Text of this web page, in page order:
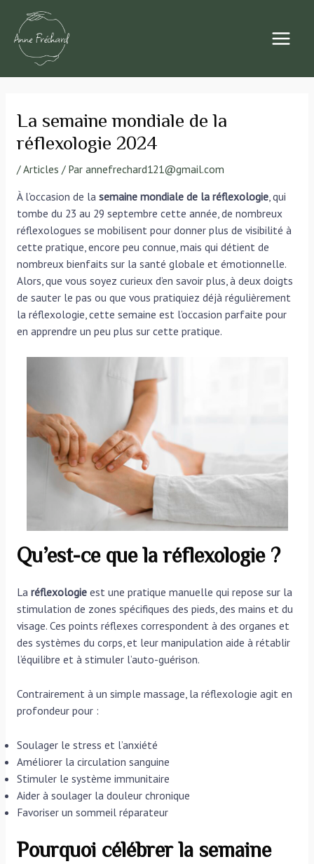
contenu
MAIN
La semaine mondiale de la
réflexologie 2024
/Articles / Par annefrechard121@gmail.com
À l’occasion de la semaine mondiale de la réflexologie, qui
tombe du 23 au 29 septembre cette année, de nombreux
réflexologues se mobilisent pour donner plus de visibilité à
cette pratique, encore peu connue, mais qui détient de
nombreux bienfaits sur la santé globale et émotionnelle.
Alors, que vous soyez curieux d’en savoir plus, à deux doigts
de sauter le pas ou que vous pratiquiez déjà régulièrement
la réflexologie, cette semaine est l’occasion parfaite pour
en apprendre un peu plus sur cette pratique.
Qu’est-ce que la réflexologie ?
La réflexologieest une pratique manuelle qui repose sur la
stimulation de zones spécifiques des pieds, des mains et du
visage. Ces points réflexes correspondent à des organes et
des systèmes du corps, et leur manipulation aide à rétablir
l’équilibre et à stimuler l’auto-guérison.
Contrairement à un simple massage, la réflexologie agit en
profondeur pour :
Soulager le stress et l’anxiété
Améliorer la circulation sanguine
Stimuler le système immunitaire
Aider à soulager la douleur chronique
Favoriser un sommeil réparateur
Pourquoi célébrer la semaine